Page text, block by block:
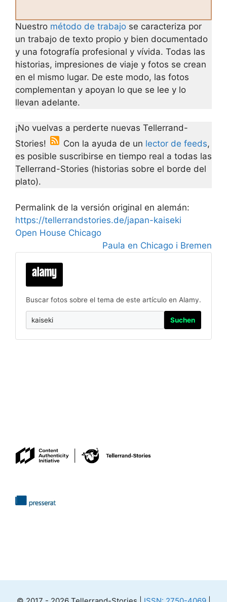
Nuestro método de trabajo se caracteriza por
un trabajo de texto propio y bien documentado
y una fotografía profesional y vívida. Todas las
historias, impresiones de viaje y fotos se crean
en el mismo lugar. De este modo, las fotos
complementan y apoyan lo que se lee y lo
llevan adelante.
¡No vuelvas a perderte nuevas Tellerrand-
Stories!
Con la ayuda de un lector de feeds,
es posible suscribirse en tiempo real a todas las
Tellerrand-Stories (historias sobre el borde del
plato).
Permalink de la versión original en alemán:
https://tellerrandstories.de/japan-kaiseki
Open House Chicago
Paula en Chicago i Bremen
Buscar fotos sobre el tema de este artículo en Alamy.
Suchen